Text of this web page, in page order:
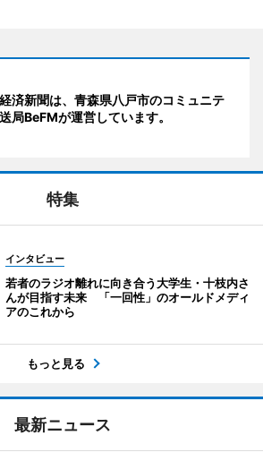
済新聞は、青森県八戸市のコミュニテ
局BeFMが運営しています。
特集
インタビュー
若者のラジオ離れに向き合う大学生・十枝内さ
んが目指す未来 「一回性」のオールドメディ
アのこれから
もっと見る
最新ニュース